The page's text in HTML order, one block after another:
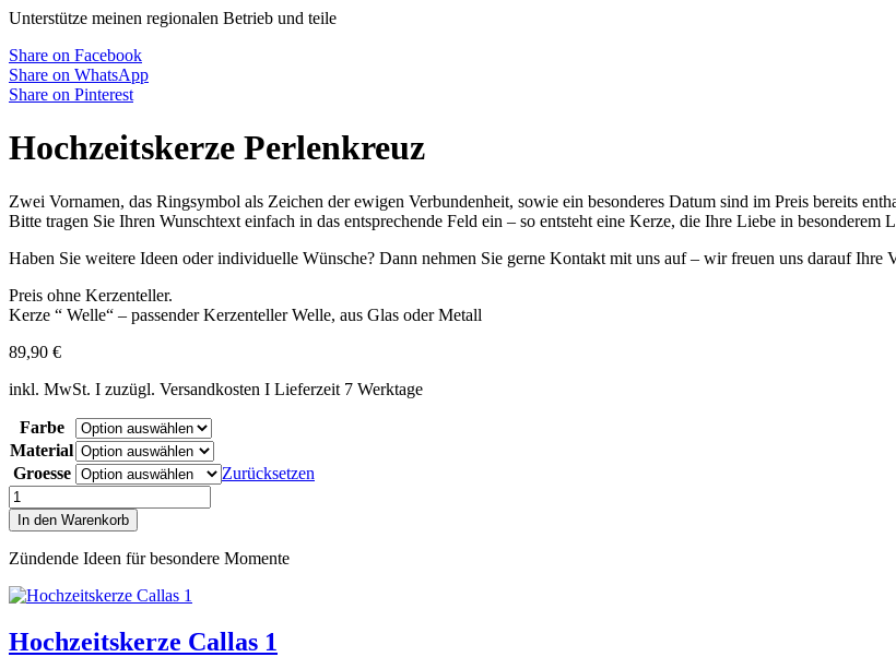
Unterstütze meinen regionalen Betrieb und teile
Share on Facebook
Share on WhatsApp
Share on Pinterest
Hochzeitskerze Perlenkreuz
Zwei Vornamen, das Ringsymbol als Zeichen der ewigen Verbundenheit, sowie ein besonderes Datum sind im Preis bereits
Bitte tragen Sie Ihren Wunschtext einfach in das entsprechende Feld ein – so entsteht eine Kerze, die Ihre Liebe in besonderem
Haben Sie weitere Ideen oder individuelle Wünsche? Dann nehmen Sie gerne Kontakt mit uns auf – wir freuen uns darauf Ihre
Preis ohne Kerzenteller.
Kerze “ Welle“ – passender Kerzenteller Welle, aus Glas oder Metall
89,90 €
inkl. MwSt. I zuzügl. Versandkosten I Lieferzeit 7 Werktage
Farbe
Material
Groesse
Zurücksetzen
Hochzeitskerze
Perlenkreuz
Menge
In den Warenkorb
Zündende Ideen für besondere Momente
Hochzeitskerze Callas 1